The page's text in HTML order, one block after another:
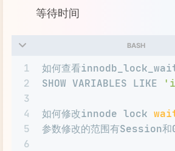
等待时间
BASH
1
2
3
4
5
6
如何查看
SHOW VARIABLES LIKE
如何修改innode lock
参数修改的范围有Session和